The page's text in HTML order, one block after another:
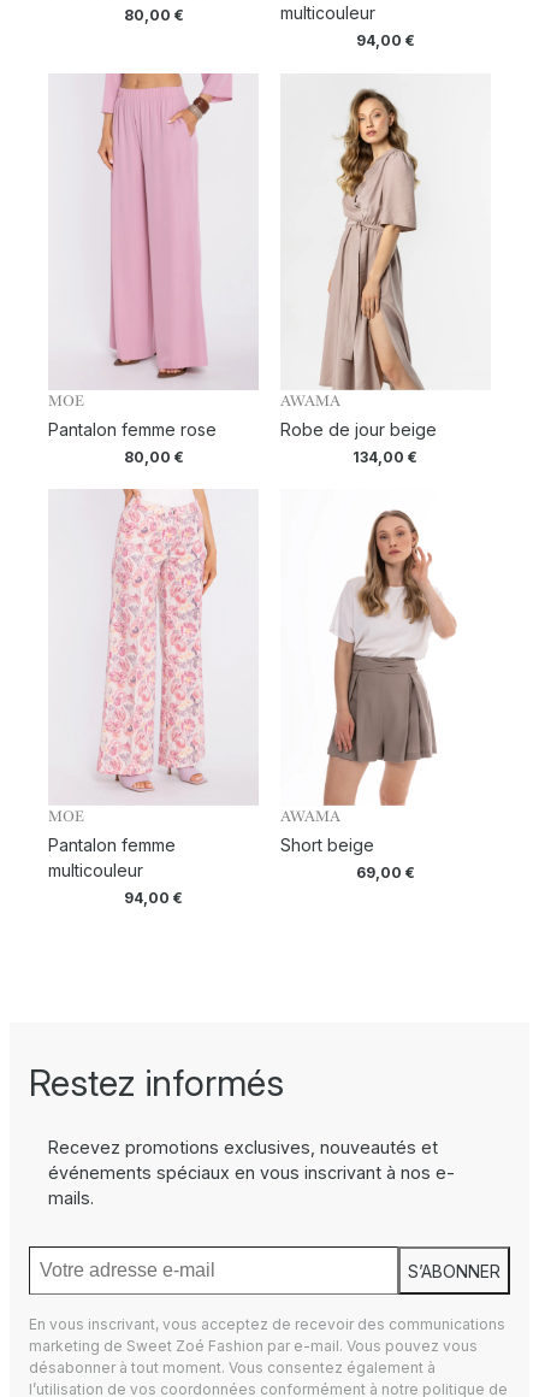
80,00 €
multicouleur
94,00 €
MOE
Pantalon femme rose
80,00 €
AWAMA
Robe de jour beige
134,00€
MOE
Pantalon femme
multicouleur
94,00€
AWAMA
Short beige
69,00 €
Restez informés
Recevez promotions exclusives, nouveautés et
événements spéciaux en vous inscrivant à nos e-
mails.
S’ABONNER
En vous inscrivant, vous acceptez de recevoir des communications
marketing de Sweet Zoé Fashion par e-mail. Vous pouvez vous
désabonner à tout moment. Vous consentez également à
l’utilisation de vos coordonnées conformément à notre politique de